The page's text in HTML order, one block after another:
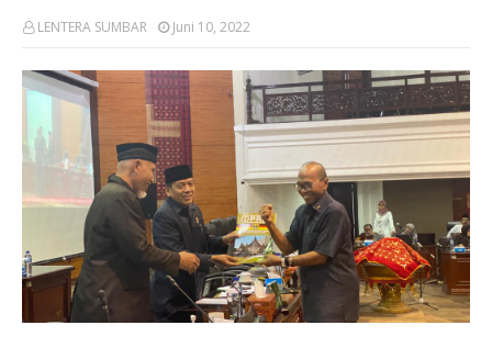
LENTERA SUMBAR Juni 10, 2022